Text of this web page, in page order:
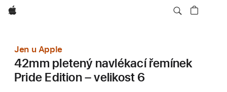
Apple
Jen u Apple
42mm pletený navlékací řemínek
Pride Edition – velikost 6